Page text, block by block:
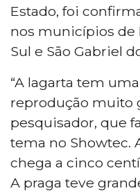
Estado, foi
nos municípios de
Sul e São Gabriel
“A lagarta tem
reprodução muito
pesquisador, que
tema no Showtec.
chega a cinco
A praga teve